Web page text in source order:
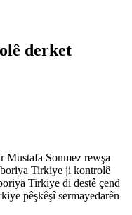
derket
Mustafa Sonmez rewşa
Tirkiye ji kontrolê
Tirkiye di destê çend
pêşkêşî sermayedarên